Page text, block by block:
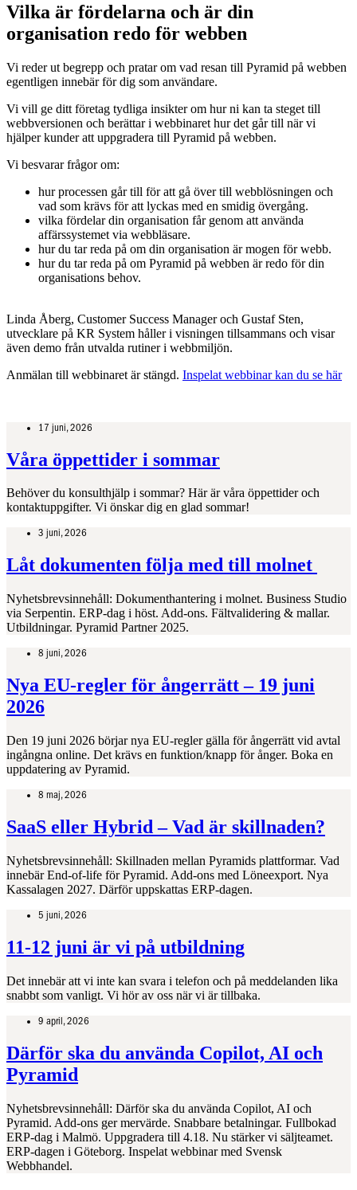
Vilka är fördelarna och är din
organisation redo för webben
Vi reder ut begrepp och pratar om vad resan till Pyramid på webben
egentligen innebär för dig som användare.
Vi vill ge ditt företag tydliga insikter om hur ni kan ta steget till
webbversionen och berättar i webbinaret hur det går till när vi
hjälper kunder att uppgradera till Pyramid på webben.
Vi besvarar frågor om:
hur processen går till för att gå över till webblösningen och
vad som krävs för att lyckas med en smidig övergång.
vilka fördelar din organisation får genom att använda
affärssystemet via webbläsare.
hur du tar reda på om din organisation är mogen för webb.
hur du tar reda på om Pyramid på webben är redo för din
organisations behov.
Linda Åberg, Customer Success Manager och Gustaf Sten,
utvecklare på KR System håller i visningen tillsammans och visar
även demo från utvalda rutiner i webbmiljön.
Anmälan till webbinaret är stängd. Inspelat webbinar kan du se här
17 juni, 2026
Våra öppettider i sommar
Behöver du konsulthjälp i sommar? Här är våra öppettider och
kontaktuppgifter. Vi önskar dig en glad sommar!
3 juni, 2026
Låt dokumenten följa med till molnet
Nyhetsbrevsinnehåll: Dokumenthantering i molnet. Business Studio
via Serpentin. ERP-dag i höst. Add-ons. Fältvalidering & mallar.
Utbildningar. Pyramid Partner 2025.
8 juni, 2026
Nya EU‑regler för ångerrätt – 19 juni
2026
Den 19 juni 2026 börjar nya EU‑regler gälla för ångerrätt vid avtal
ingångna online. Det krävs en funktion/knapp för ånger. Boka en
uppdatering av Pyramid.
8 maj, 2026
SaaS eller Hybrid – Vad är skillnaden?
Nyhetsbrevsinnehåll: Skillnaden mellan Pyramids plattformar. Vad
innebär End-of-life för Pyramid. Add-ons med Löneexport. Nya
Kassalagen 2027. Därför uppskattas ERP-dagen.
5 juni, 2026
11-12 juni är vi på utbildning
Det innebär att vi inte kan svara i telefon och på meddelanden lika
snabbt som vanligt. Vi hör av oss när vi är tillbaka.
9 april, 2026
Därför ska du använda Copilot, AI och
Pyramid
Nyhetsbrevsinnehåll: Därför ska du använda Copilot, AI och
Pyramid. Add-ons ger mervärde. Snabbare betalningar. Fullbokad
ERP-dag i Malmö. Uppgradera till 4.18. Nu stärker vi säljteamet.
ERP-dagen i Göteborg. Inspelat webbinar med Svensk
Webbhandel.